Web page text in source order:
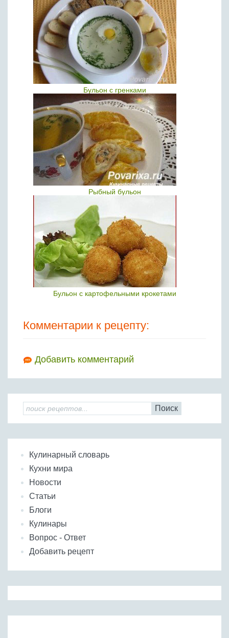
Бульон с гренками
Рыбный бульон
Бульон с картофельными крокетами
Комментарии к рецепту:
Добавить комментарий
Поиск
Кулинарный словарь
Кухни мира
Новости
Статьи
Блоги
Кулинары
Вопрос - Ответ
Добавить рецепт